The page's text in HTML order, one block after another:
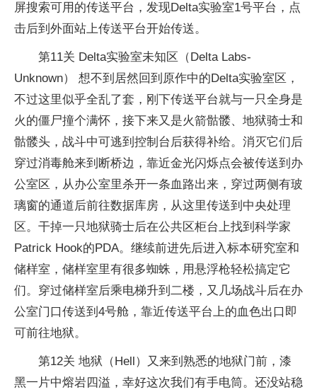
屏搜索可用的传送平台，发现Delta实验室1号平台，点
击后到外面站上传送平台开始传送。
第11关 Delta实验室未知区（Delta Labs-
Unknown） 想不到居然回到原作中的Delta实验室区，
不过这里似乎全乱了套，刚下传送平台就与一只全身是
火的僵尸撞个满怀，接下来又是火箭骷髅、地狱骑士和
骷髅头，战斗中可逃到控制台后获得补给。消灭它们后
穿过消毒舱来到断桥边，靠近金光闪烁点会被传送到办
公室区，从办公室里杀开一条血路出来，穿过两侧有玻
璃窗的通道后前往数据库房，从这里传送到中央处理
区。干掉一只地狱骑士后在公共区柜台上找到科学家
Patrick Hook的PDA。继续前进先后进入标本研究室和
储样室，储样室里有很多蜘蛛，用悬浮枪轻松搞定它
们。穿过储样室后乘电梯升到二楼，又几场战斗后在办
公室门口传送到4号舱，靠近传送平台上的血色出口即
可前往地狱。
第12关 地狱（Hell）又来到熟悉的地狱门前，漆
黑一片中熔岩四溢，幸好这次我们有手电筒。还没站稳